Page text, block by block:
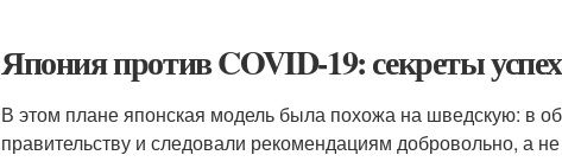
Япония против COVID-19: секреты
В этом плане японская модель была похожа на шведскую: в
правительству и следовали рекомендациям добровольно, а